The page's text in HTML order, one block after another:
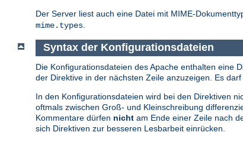
Der Server liest auch eine Datei mit MIME-
mime.types
Syntax der Konfigurationsdateien
Die Konfigurationsdateien des Apache enthalten eine
der Direktive in der nächsten Zeile anzuzeigen. Es
In den Konfigurationsdateien wird bei den Direktiven
oftmals zwischen Groß- und Kleinschreibung
Kommentare dürfen nicht am Ende einer Zeile nach
sich Direktiven zur besseren Lesbarbeit einrücken.